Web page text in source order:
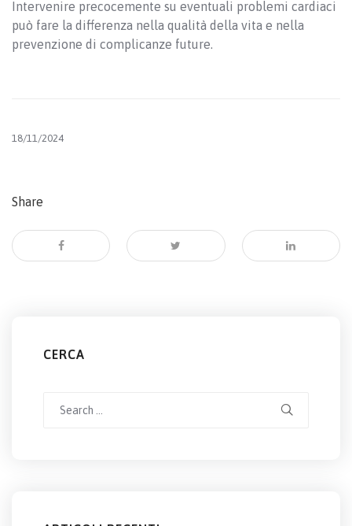
Intervenire precocemente su eventuali problemi cardiaci
può fare la differenza nella qualità della vita e nella
prevenzione di complicanze future.
18/11/2024
Share
CERCA